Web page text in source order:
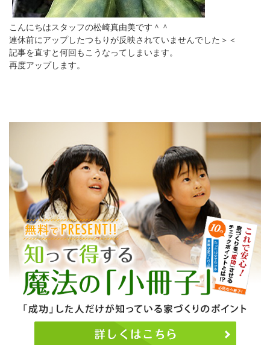
こんにちはスタッフの松崎真由美です＾＾
連休前にアップしたつもりが反映されていませんでした＞＜
記事を直すと何回もこうなってしまいます。
再度アップします。